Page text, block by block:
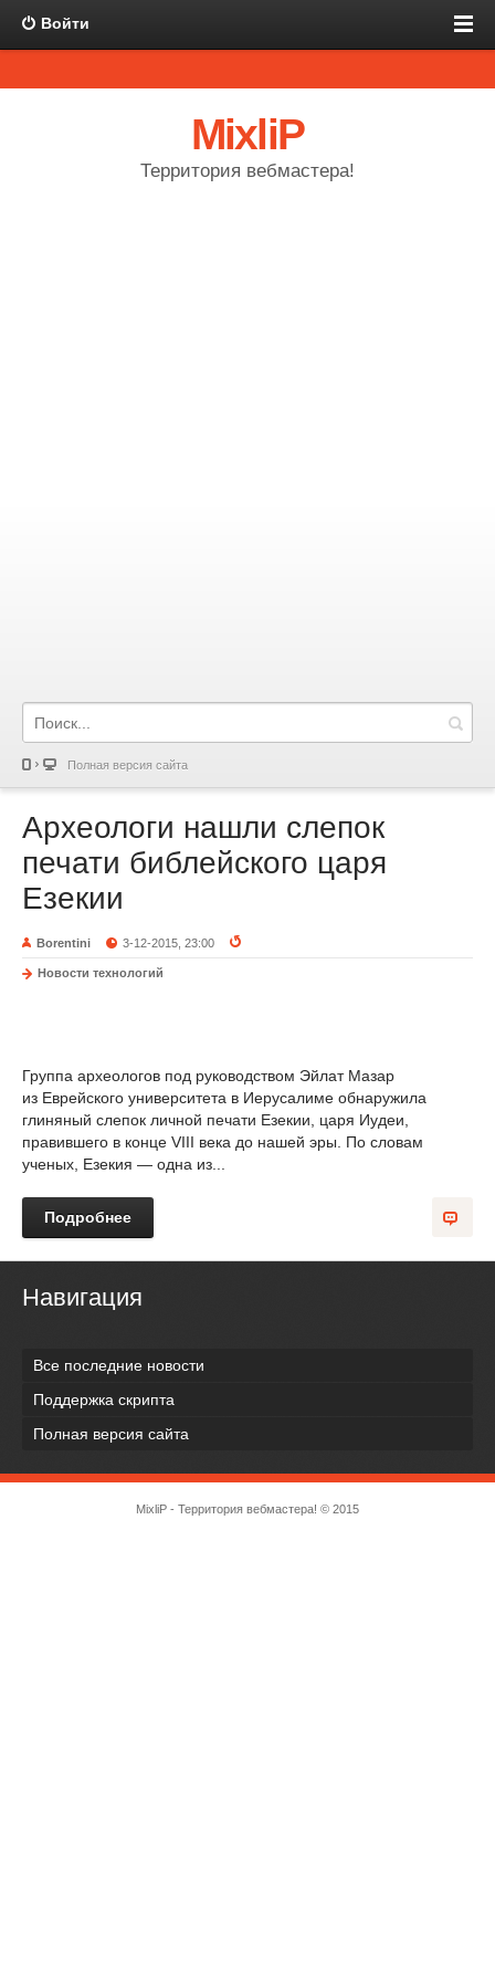
Войти
MixliP
Территория вебмастера!
Полная версия сайта
Археологи нашли слепок
печати библейского царя
Езекии
Borentini 3-12-2015, 23:00
Новости технологий
Группа археологов под руководством Эйлат Мазар
из Еврейского университета в Иерусалиме обнаружила
глиняный слепок личной печати Езекии, царя Иудеи,
правившего в конце VIII века до нашей эры. По словам
ученых, Езекия — одна из...
Подробнее
Навигация
Все последние новости
Поддержка скрипта
Полная версия сайта
MixliP - Территория вебмастера! © 2015